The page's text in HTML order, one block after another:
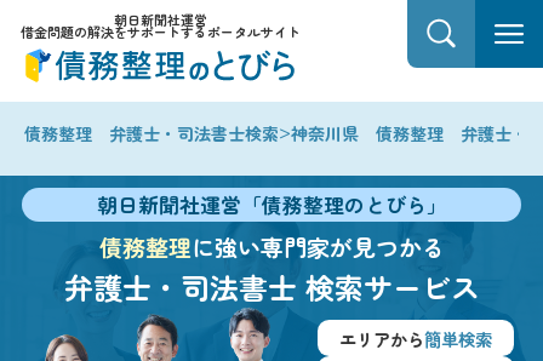
朝日新聞社運営
借金問題の解決をサポートするポータルサイト
債務整理 弁護士・司法書士検索>神奈川県 債務整理 弁護士・
朝日新聞社運営「債務整理のとびら」
債務整理に強い専門家が見つかる
弁護士・司法書士 検索サービス
エリアから簡単検索